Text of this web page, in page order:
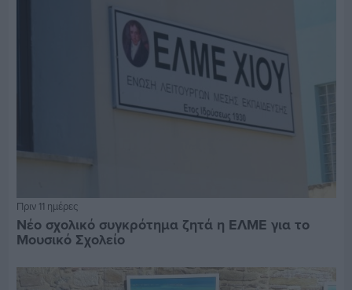
Πριν 11 ημέρες
Νέο σχολικό συγκρότημα ζητά η ΕΛΜΕ για το
Μουσικό Σχολείο